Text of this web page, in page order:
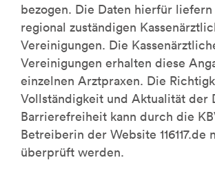
bezogen. Die Daten hierfür
regional zuständigen
Vereinigungen. Die
Vereinigungen erhalten diese
einzelnen Arztpraxen. Die
Vollständigkeit und Aktualität der
Barrierefreiheit kann durch die
Betreiberin der Website 116117.de
überprüft werden.